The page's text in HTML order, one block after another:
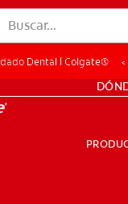
PARA
Dental | Colgate®
Flúor?